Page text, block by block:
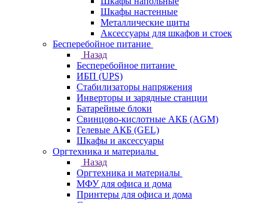
Шкафы настенные
Металлические щиты
Аксессуары для шкафов и стоек
Бесперебойное питание
Назад
Бесперебойное питание
ИБП (UPS)
Стабилизаторы напряжения
Инверторы и зарядные станции
Батарейные блоки
Свинцово-кислотные АКБ (AGM)
Гелевые АКБ (GEL)
Шкафы и аксессуары
Оргтехника и материалы
Назад
Оргтехника и материалы
МФУ для офиса и дома
Принтеры для офиса и дома